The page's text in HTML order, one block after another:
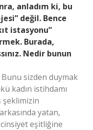
anladım ki, bu
değil. Bence
istasyonu”
Burada,
Nedir bunun
sizden duymak
kadın istihdamı
şeklimizin
yatan,
eşitliğine